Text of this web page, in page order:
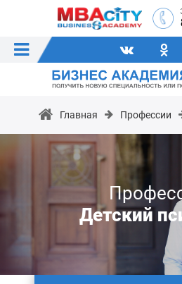
Главная Профессии
Детский